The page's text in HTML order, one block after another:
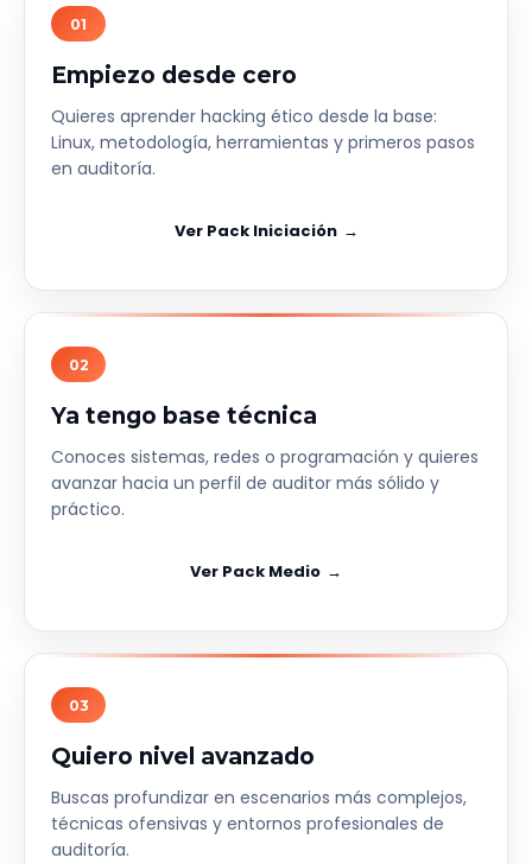
01
Empiezo desde cero
Quieres aprender hacking ético desde la base:
Linux, metodología, herramientas y primeros pasos
en auditoría.
Ver Pack Iniciación
02
Ya tengo base técnica
Conoces sistemas, redes o programación y quieres
avanzar hacia un perfil de auditor más sólido y
práctico.
Ver Pack Medio
03
Quiero nivel avanzado
Buscas profundizar en escenarios más complejos,
técnicas ofensivas y entornos profesionales de
auditoría.